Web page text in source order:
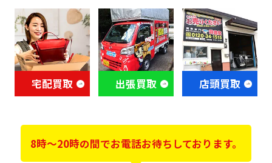
宅配買取 出張買取 店頭買取
8時～20時の間でお電話お待ちしております。